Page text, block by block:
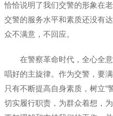
恰恰说明了我们交警的形象在
交警的服务水平和素质还没有
众不满意，不回应。
在警察革命时代，全心全
唱好的主旋律。作为交警，要
只有不断提高自身素质，树立“
切实履行职责，为群众着想，